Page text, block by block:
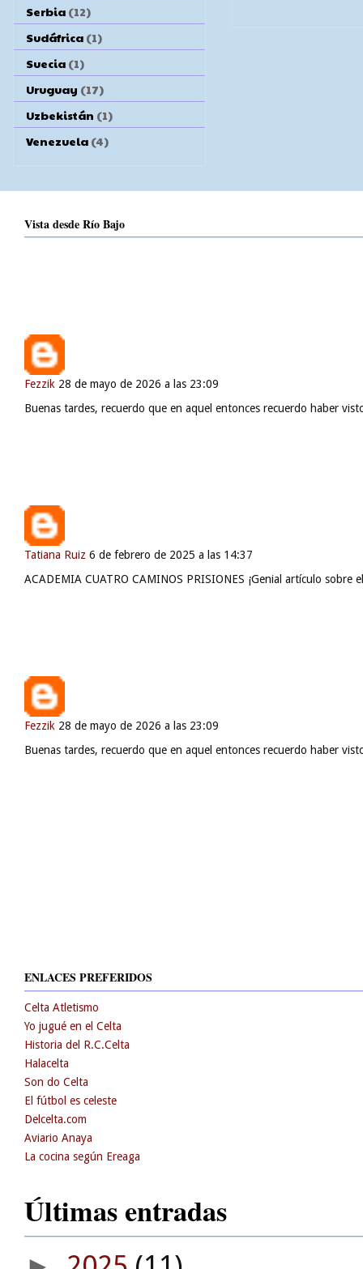
Serbia (12)
Sudáfrica (1)
Suecia (1)
Uruguay (17)
Uzbekistán (1)
Venezuela (4)
Vista desde Río Bajo
ENLACES PREFERIDOS
Celta Atletismo
Yo jugué en el Celta
Historia del R.C.Celta
Halacelta
Son do Celta
El fútbol es celeste
Delcelta.com
Aviario Anaya
La cocina según Ereaga
Últimas entradas